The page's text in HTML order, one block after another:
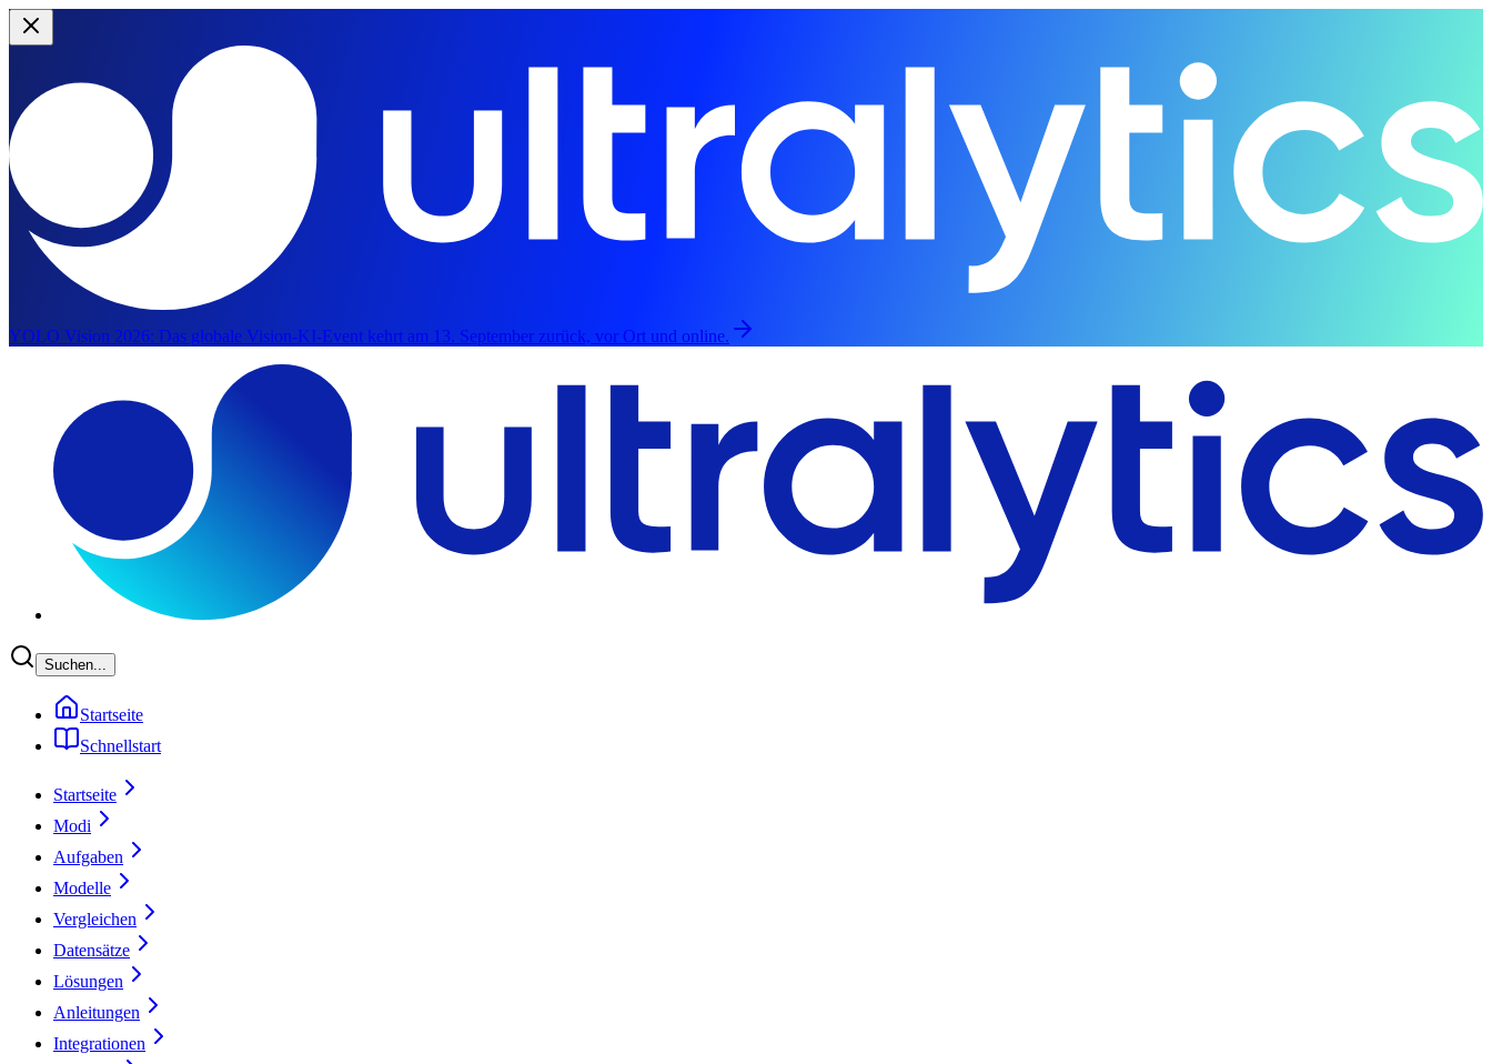
YOLO Vision 2026: Das globale Vision-KI-Event kehrt am 13. September zurück, vor Ort und online.
Suchen...
Startseite
Schnellstart
Startseite
Modi
Aufgaben
Modelle
Vergleichen
Datensätze
Lösungen
Anleitungen
Integrationen